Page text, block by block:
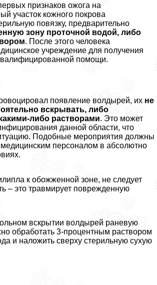
признаков ожога на
участок кожного покрова
повязку, предварительно
зону проточной водой, либо
. После этого человека
учреждение для получения
помощи.
появление волдырей, их не
вскрывать, либо
либо растворами. Это может
данной области, что
Подобные мероприятия должны
персоналом в абсолютно
к обожженной зоне, не следует
– это травмирует поврежденную
вскрытии волдырей раневую
обработать 3-процентным раствором
и наложить сверху стерильную сухую